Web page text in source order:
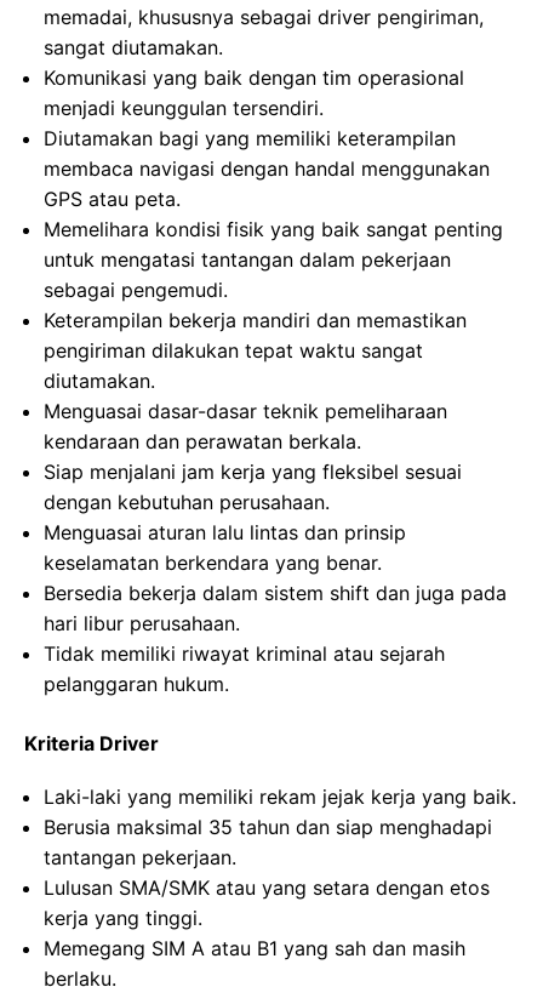
memadai, khususnya sebagai driver pengiriman,
sangat diutamakan.
Komunikasi yang baik dengan tim operasional
menjadi keunggulan tersendiri.
Diutamakan bagi yang memiliki keterampilan
membaca navigasi dengan handal menggunakan
GPS atau peta.
Memelihara kondisi fisik yang baik sangat penting
untuk mengatasi tantangan dalam pekerjaan
sebagai pengemudi.
Keterampilan bekerja mandiri dan memastikan
pengiriman dilakukan tepat waktu sangat
diutamakan.
Menguasai dasar-dasar teknik pemeliharaan
kendaraan dan perawatan berkala.
Siap menjalani jam kerja yang fleksibel sesuai
dengan kebutuhan perusahaan.
Menguasai aturan lalu lintas dan prinsip
keselamatan berkendara yang benar.
Bersedia bekerja dalam sistem shift dan juga pada
hari libur perusahaan.
Tidak memiliki riwayat kriminal atau sejarah
pelanggaran hukum.
Kriteria Driver
Laki-laki yang memiliki rekam jejak kerja yang baik.
Berusia maksimal 35 tahun dan siap menghadapi
tantangan pekerjaan.
Lulusan SMA/SMK atau yang setara dengan etos
kerja yang tinggi.
Memegang SIM A atau B1 yang sah dan masih
berlaku.